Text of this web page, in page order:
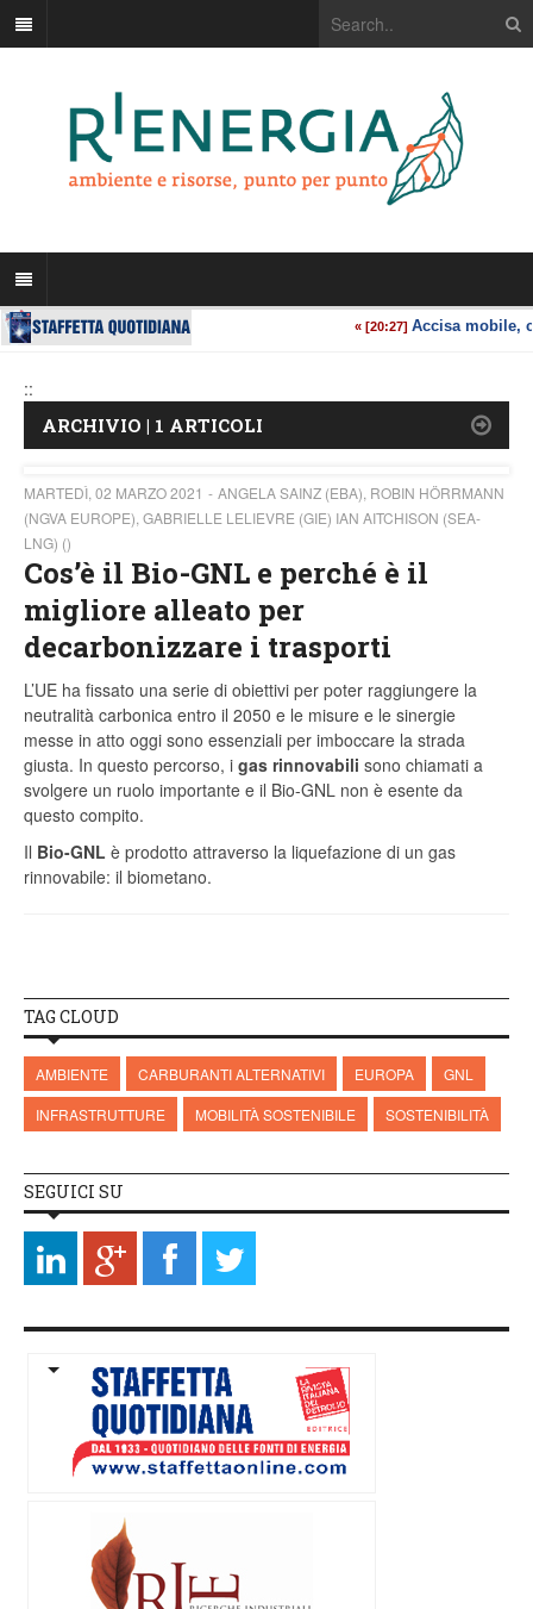
::
ARCHIVIO | 1 ARTICOLI
MARTEDÌ, 02 MARZO 2021
ANGELA SAINZ (EBA), ROBIN HÖRRMANN
(NGVA EUROPE), GABRIELLE LELIEVRE (GIE) IAN AITCHISON (SEA-
LNG) ()
Cos’è il Bio-GNL e perché è il
migliore alleato per
decarbonizzare i trasporti
L’UE ha fissato una serie di obiettivi per poter raggiungere la
neutralità carbonica entro il 2050 e le misure e le sinergie
messe in atto oggi sono essenziali per imboccare la strada
giusta. In questo percorso, i gas rinnovabili sono chiamati a
svolgere un ruolo importante e il Bio-GNL non è esente da
questo compito.
Il Bio-GNL è prodotto attraverso la liquefazione di un gas
rinnovabile: il biometano.
TAG CLOUD
AMBIENTE CARBURANTI ALTERNATIVI EUROPA
GNL
INFRASTRUTTURE
MOBILITÀ SOSTENIBILE SOSTENIBILITÀ
SEGUICI SU